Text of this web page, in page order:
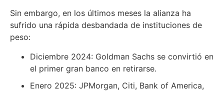
Sin embargo, en los últimos meses la alianza ha
sufrido una rápida desbandada de instituciones de
peso:
Diciembre 2024: Goldman Sachs se convirtió en
el primer gran banco en retirarse.
Enero 2025: JPMorgan, Citi, Bank of America,